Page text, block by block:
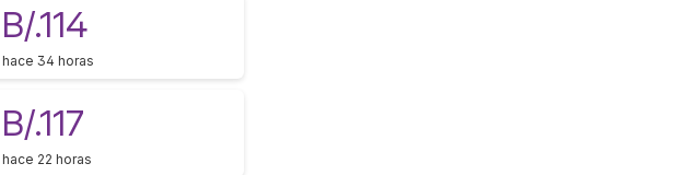
B/.114
hace 34 horas
B/.117
hace 22 horas